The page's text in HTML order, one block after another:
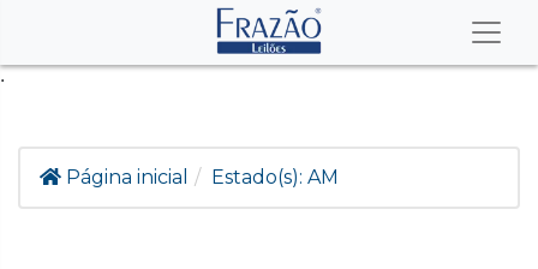
.
Página inicial Estado(s): AM